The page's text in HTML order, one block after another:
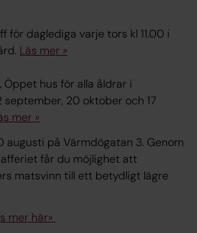
för daglediga varje tors kl 11.00 i
Läs mer »
Öppet hus för alla åldrar i
september, 20 oktober och 17
mer »
augusti på Värmdögatan 3. Genom
får du möjlighet att
matsvinn till ett betydligt lägre
mer här»